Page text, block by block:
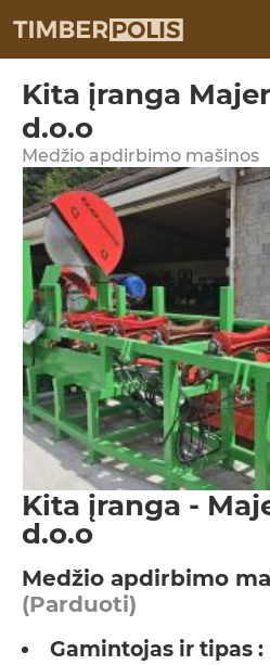
Kita įranga
d.o.o
Medžio apdirbimo mašinos
Kita įranga -
d.o.o
Medžio apdirbimo
(Parduoti)
Gamintojas ir tipas :